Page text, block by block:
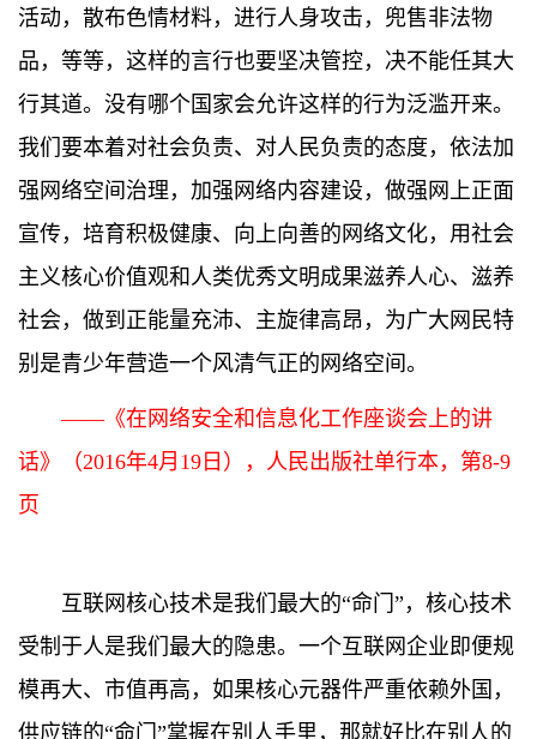
活动，散布色情材料，进行人身攻击，兜售非法物
品，等等，这样的言行也要坚决管控，决不能任其大
行其道。没有哪个国家会允许这样的行为泛滥开来。
我们要本着对社会负责、对人民负责的态度，依法加
强网络空间治理，加强网络内容建设，做强网上正面
宣传，培育积极健康、向上向善的网络文化，用社会
主义核心价值观和人类优秀文明成果滋养人心、滋养
社会，做到正能量充沛、主旋律高昂，为广大网民特
别是青少年营造一个风清气正的网络空间。
——《在网络安全和信息化工作座谈会上的讲
话》（2016年4月19日），人民出版社单行本，第8-9
页
互联网核心技术是我们最大的“命门”，核心技术
受制于人是我们最大的隐患。一个互联网企业即便规
模再大、市值再高，如果核心元器件严重依赖外国，
供应链的“命门”掌握在别人手里，那就好比在别人的